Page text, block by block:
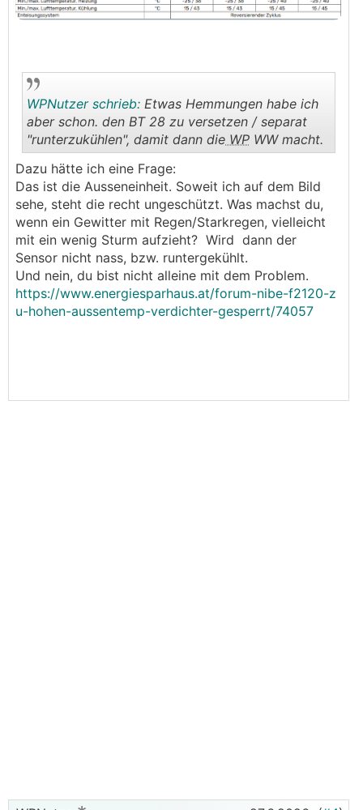
..
WPNutzer schrieb: Etwas Hemmungen habe ich
aber schon. den BT 28 zu versetzen / separat
"runterzukühlen", damit dann die WP WW macht.
Dazu hätte ich eine Frage:
Das ist die Ausseneinheit. Soweit ich auf dem Bild
sehe, steht die recht ungeschützt. Was machst du,
wenn ein Gewitter mit Regen/Starkregen, vielleicht
mit ein wenig Sturm aufzieht? Wird dann der
Sensor nicht nass, bzw. runtergekühlt.
Und nein, du bist nicht alleine mit dem Problem.
https://www.energiesparhaus.at/forum-nibe-f2120-z
u-hohen-aussentemp-verdichter-gesperrt/74057